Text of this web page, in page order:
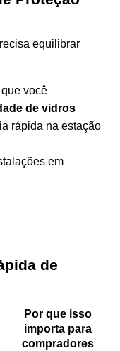
equilibrar
você
de vidros
rápida na estação
em
de
Por que isso
importa para
compradores